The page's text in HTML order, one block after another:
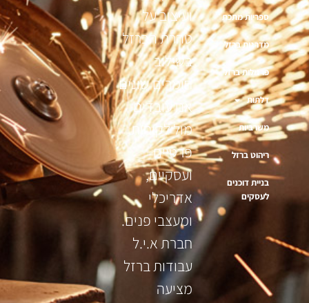
ספריות מתכת
מדרגות ברזל
פרגולות ברזל
דלתות
משרביות
ריהוט ברזל
בניית דוכנים
לעסקים
ועיצוב על
טהרת הברזל
בשילוב
חומרים שונים
אנו עובדים
מול לקוחות
פרטיים
ועסקיים,
אדריכלי
ומעצבי פנים.
חברת א.י.ל
עבודות ברזל
מציעה